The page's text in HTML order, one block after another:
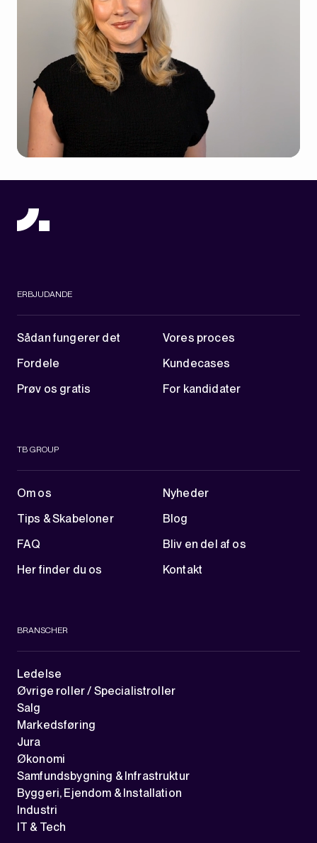
ERBJUDANDE
Sådan fungerer det
Vores proces
Fordele
Kundecases
Prøv os gratis
For kandidater
TB GROUP
Om os
Nyheder
Tips & Skabeloner
Blog
FAQ
Bliv en del af os
Her finder du os
Kontakt
BRANSCHER
Ledelse
Øvrige roller / Specialistroller
Salg
Markedsføring
Jura
Økonomi
Samfundsbygning & Infrastruktur
Byggeri, Ejendom & Installation
Industri
IT & Tech